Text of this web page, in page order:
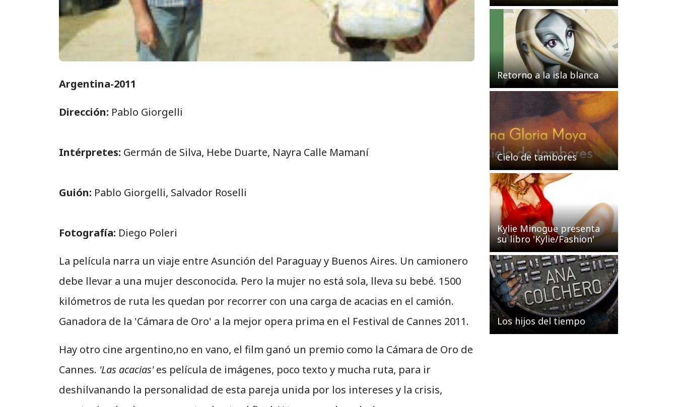
Argentina-2011
Dirección: Pablo Giorgelli
Intérpretes: Germán de Silva, Hebe Duarte, Nayra Calle Mamaní
Guión: Pablo Giorgelli, Salvador Roselli
Fotografía: Diego Poleri
La película narra un viaje entre Asunción del Paraguay y Buenos Aires. Un camionero
debe llevar a una mujer desconocida. Pero la mujer no está sola, lleva su bebé. 1500
kilómetros de ruta les quedan por recorrer con una carga de acacias en el camión.
Ganadora de la 'Cámara de Oro' a la mejor opera prima en el Festival de Cannes 2011.
Hay otro cine argentino,no en vano, el film ganó un premio como la Cámara de Oro de
Cannes. 'Las acacias'es película de imágenes, poco texto y mucha ruta, para ir
deshilvanando la personalidad de esta pareja unida por los intereses y la crisis,
Retorno a la isla blanca
Cielo de tambores
Kylie Minogue presenta
su libro 'Kylie/Fashion'
Los hijos del tiempo